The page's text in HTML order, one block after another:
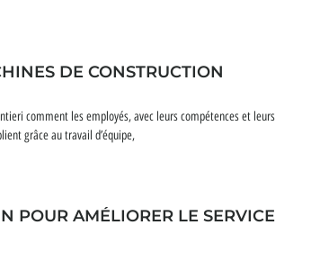
DE CONSTRUCTION
comment les employés, avec leurs compétences et leurs
grâce au travail d’équipe,
POUR AMÉLIORER LE SERVICE